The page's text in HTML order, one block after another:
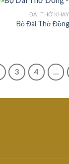
ĐÀI THỜ
Bộ Đài Thờ
3 4 …